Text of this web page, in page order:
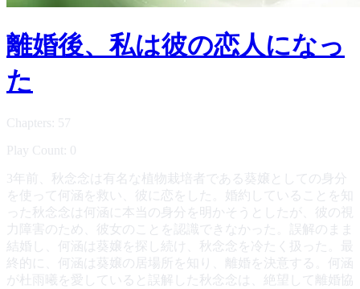
離婚後、私は彼の恋人になっ
た
Chapters: 57
Play Count: 0
3年前、秋念念は有名な植物栽培者である葵嬢としての身分
を使って何涵を救い、彼に恋をした。婚約していることを知
った秋念念は何涵に本当の身分を明かそうとしたが、彼の視
力障害のため、彼女のことを認識できなかった。誤解のまま
結婚し、何涵は葵嬢を探し続け、秋念念を冷たく扱った。最
終的に、何涵は葵嬢の居場所を知り、離婚を決意する。何涵
が杜雨曦を愛していると誤解した秋念念は、絶望して離婚協